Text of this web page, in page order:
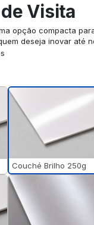
Visita
opção compacta
deseja inovar até
Couché Brilho 250g